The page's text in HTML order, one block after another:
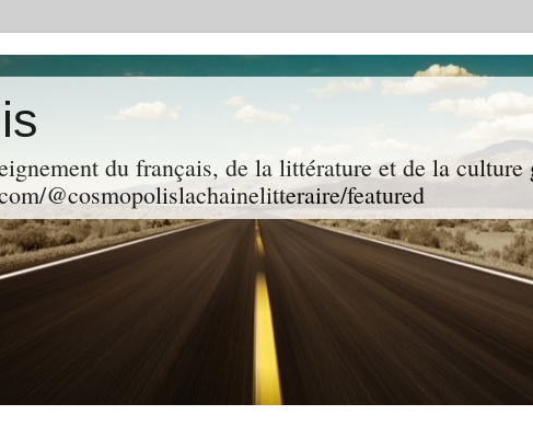
du français, de la littérature et de la culture
@cosmopolislachainelitteraire/featured